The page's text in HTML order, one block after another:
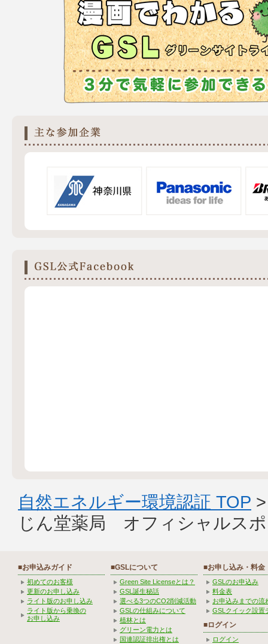
自然エネルギー環境認証 TOP
じん堂薬局 オフィシャルス
■お申込みガイド
初めてのお客様
更新のお申し込み
ライト版のお申し込み
ライト版から乗換の
お申し込み
■GSLについて
Green Site Licenseとは？
GSL誕生秘話
選べる3つのCO2削減活動
GSLの仕組みについて
植林とは
グリーン電力とは
国連認証排出権とは
■お申し込み・料金
GSLのお申込み
料金表
お申込みまでの流
GSLクイック設置
■ログイン
ログイン